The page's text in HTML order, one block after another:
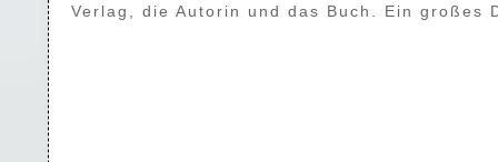
Verlag, die Autorin und das Buch. Ein großes